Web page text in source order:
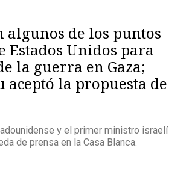
algunos de los puntos
Estados Unidos para
la guerra en Gaza;
aceptó la propuesta de
y el primer ministro israelí
de prensa en la Casa Blanca.